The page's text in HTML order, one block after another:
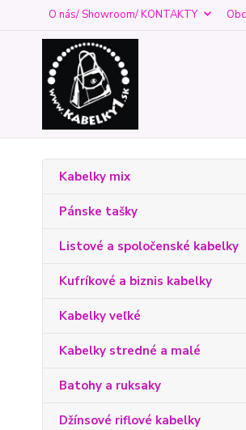
O nás/ Showroom/ KONTAKTY
Kabelky mix
Pánske tašky
Listové a spoločenské kabelky
Kufríkové a biznis kabelky
Kabelky veľké
Kabelky stredné a malé
Batohy a ruksaky
Džínsové riflové kabelky